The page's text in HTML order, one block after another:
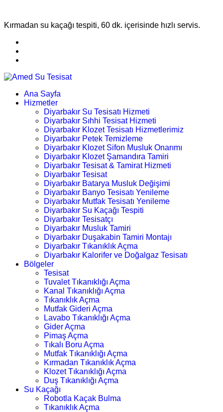
Kırmadan su kaçağı tespiti, 60 dk. içerisinde hızlı servis.
Ana Sayfa
Hizmetler
Diyarbakır Su Tesisatı Hizmeti
Diyarbakır Sıhhi Tesisat Hizmeti
Diyarbakır Klozet Tesisatı Hizmetlerimiz
Diyarbakır Petek Temizleme
Diyarbakır Klozet Sifon Musluk Onarımı
Diyarbakır Klozet Şamandıra Tamiri
Diyarbakır Tesisat & Tamirat Hizmeti
Diyarbakır Tesisat
Diyarbakır Batarya Musluk Değişimi
Diyarbakır Banyo Tesisatı Yenileme
Diyarbakır Mutfak Tesisatı Yenileme
Diyarbakır Su Kaçağı Tespiti
Diyarbakır Tesisatçı
Diyarbakır Musluk Tamiri
Diyarbakır Duşakabin Tamiri Montajı
Diyarbakır Tıkanıklık Açma
Diyarbakır Kalorifer ve Doğalgaz Tesisatı
Bölgeler
Tesisat
Tuvalet Tıkanıklığı Açma
Kanal Tıkanıklığı Açma
Tıkanıklık Açma
Mutfak Gideri Açma
Lavabo Tıkanıklığı Açma
Gider Açma
Pimaş Açma
Tıkalı Boru Açma
Mutfak Tıkanıklığı Açma
Kırmadan Tıkanıklık Açma
Klozet Tıkanıklığı Açma
Duş Tıkanıklığı Açma
Su Kaçağı
Robotla Kaçak Bulma
Tıkanıklık Açma